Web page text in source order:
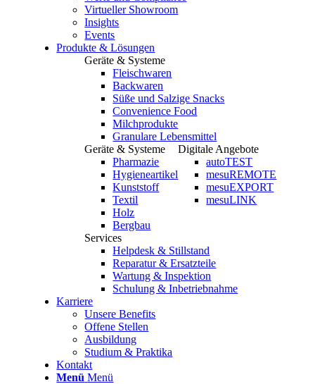
Virtueller Showroom
Insights
Events
Produkte & Lösungen
Geräte & Systeme
Fleischwaren
Backwaren
Süße und Salzige Snacks
Convenience Food
Milchprodukte
Granulare Lebensmittel
Geräte & Systeme
Pharmazie
Hygieneartikel
Kunststoff
Textil
Holz
Bergbau
Digitale Angebote
autoTEST
mesuREMOTE
mesuEXPORT
mesuLINK
Services
Helpdesk & Stillstand
Reparatur & Ersatzteile
Wartung & Inspektion
Schulung & Inbetriebnahme
Karriere
Unsere Benefits
Offene Stellen
Ausbildung
Studium & Praktika
Kontakt
Menü Menü